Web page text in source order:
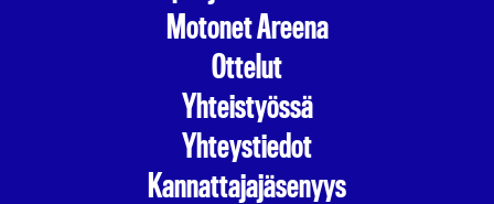
Motonet Areena
Ottelut
Yhteistyössä
Yhteystiedot
Kannattajajäsenyys